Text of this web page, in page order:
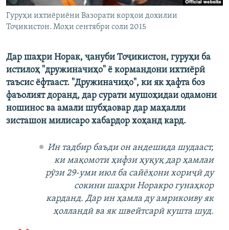
Ҳамаи сомонаҳои RFE/RL
Гуруҳи ихтиёриёни Вазорати корҳои дохилии
Тоҷикистон. Моҳи сентябри соли 2015
Дар шаҳри Норак, ҷануби Тоҷикистон, гуруҳи ба
истилоҳ "дружиначиҳо" ё кормандони ихтиёрӣ
таъсис ёфтааст. "Дружиначиҳо", ки як ҳафта боз
фаъолият доранд, дар сурати мушоҳидаи одамони
ношинос ва амали шубҳаовар дар маҳалли
зисташон милисаро хабардор хоҳанд кард.
Ин тадбир баъди он андешида шудааст,
ки мақомоти ҳифзи ҳуқуқ дар ҳамлаи
рӯзи 29-уми июл ба сайёҳони хориҷӣ ду
сокини шаҳри Норакро гунаҳкор
карданд. Дар ин ҳамла ду амрикоиву як
ҳолландӣ ва як швейтсарӣ кушта шуд.